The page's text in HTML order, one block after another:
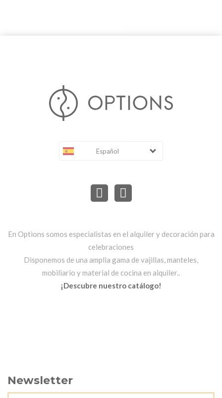
Español
En Options somos especialistas en el alquiler y decoración para
celebraciones
Disponemos de una amplia gama de vajillas, manteles,
mobiliario y material de cocina en alquiler..
¡Descubre nuestro catálogo!
Newsletter